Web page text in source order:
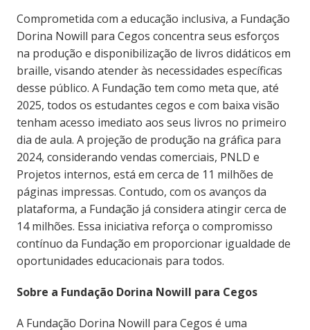
Comprometida com a educação inclusiva, a Fundação
Dorina Nowill para Cegos concentra seus esforços
na produção e disponibilização de livros didáticos em
braille, visando atender às necessidades específicas
desse público. A Fundação tem como meta que, até
2025, todos os estudantes cegos e com baixa visão
tenham acesso imediato aos seus livros no primeiro
dia de aula. A projeção de produção na gráfica para
2024, considerando vendas comerciais, PNLD e
Projetos internos, está em cerca de 11 milhões de
páginas impressas. Contudo, com os avanços da
plataforma, a Fundação já considera atingir cerca de
14 milhões. Essa iniciativa reforça o compromisso
contínuo da Fundação em proporcionar igualdade de
oportunidades educacionais para todos.
Sobre a Fundação Dorina Nowill para Cegos
A Fundação Dorina Nowill para Cegos é uma